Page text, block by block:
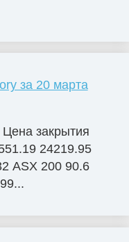
за 20 марта
закрытия
24219.95
ASX 200 90.6